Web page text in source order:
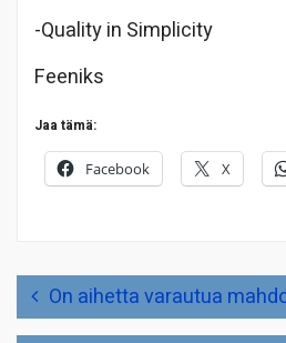
-Quality in Simplicity
Feeniks
Jaa tämä:
Facebook X
Artikkelien
selausOn aihetta varautua